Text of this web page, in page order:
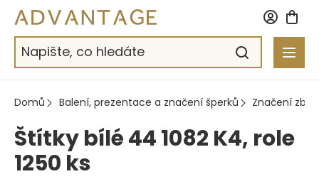
Přejít
obsah
Domů Balení, prezentace a značení šperků Značení
Štítky bílé 44 1082 K4, role
1250 ks